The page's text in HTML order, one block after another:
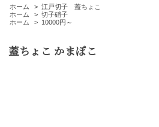
ホーム > 江戸切子 蓋ちょこ
ホーム
> 切子硝子
ホーム
> 10000円～
蓋ちょこ かまぼこ